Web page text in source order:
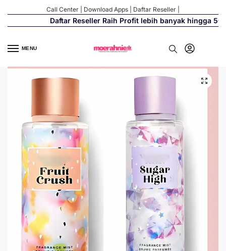
Call Center Download Apps Daftar Reseller
Daftar Reseller Raih Profit lebih banyak hingga 500%
MENU